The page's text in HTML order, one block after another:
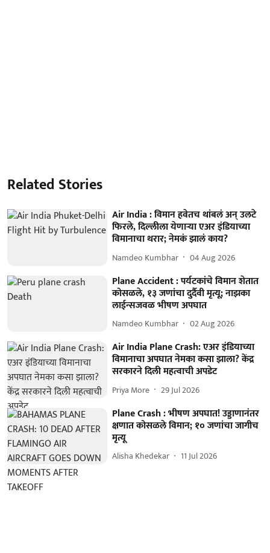
Related Stories
Air India : विमान हवेतच थांबलं अन् उलटे
फिरले, दिल्लीला येणाऱ्या एअर इंडियाच्या
विमानाचा थरार; नेमकं झालं काय?
Namdeo Kumbhar 04 Aug 2026
Plane Accident : पर्यटकांचे विमान शेतात
कोसळले, १३ जणांचा दुर्दैवी मृत्यू; नाझका
लाईन्सजवळ भीषण अपघात
Namdeo Kumbhar 02 Aug 2026
Air India Plane Crash: एअर इंडियाच्या
विमानाचा अपघात नेमका कसा झाला? केंद्र
सरकारने दिली महत्वाची अपडेट
Priya More 29 Jul 2026
Plane Crash : भीषण अपघात! उड्डाणानंतर
क्षणात कोसळले विमान; १० जणांचा जागीच
मृत्यू
Alisha Khedekar 11 Jul 2026